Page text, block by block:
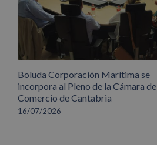
Boluda Corporación Marítima se
incorpora al Pleno de la Cámara de
Comercio de Cantabria
16/07/2026